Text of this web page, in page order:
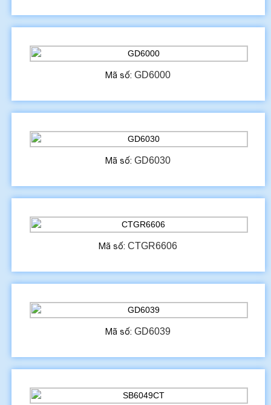
Mã số:GD6000
Mã số:GD6030
Mã số:CTGR6606
Mã số:GD6039